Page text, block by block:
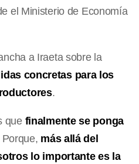
el Ministerio de Economía
a Iraeta sobre la
concretas para los
.
que finalmente se ponga
Porque, más allá del
lo importante es la